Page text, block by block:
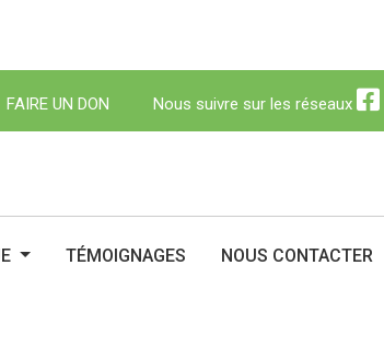
FAIRE UN DON Nous suivre sur les réseaux
TÉMOIGNAGES NOUS CONTACTER